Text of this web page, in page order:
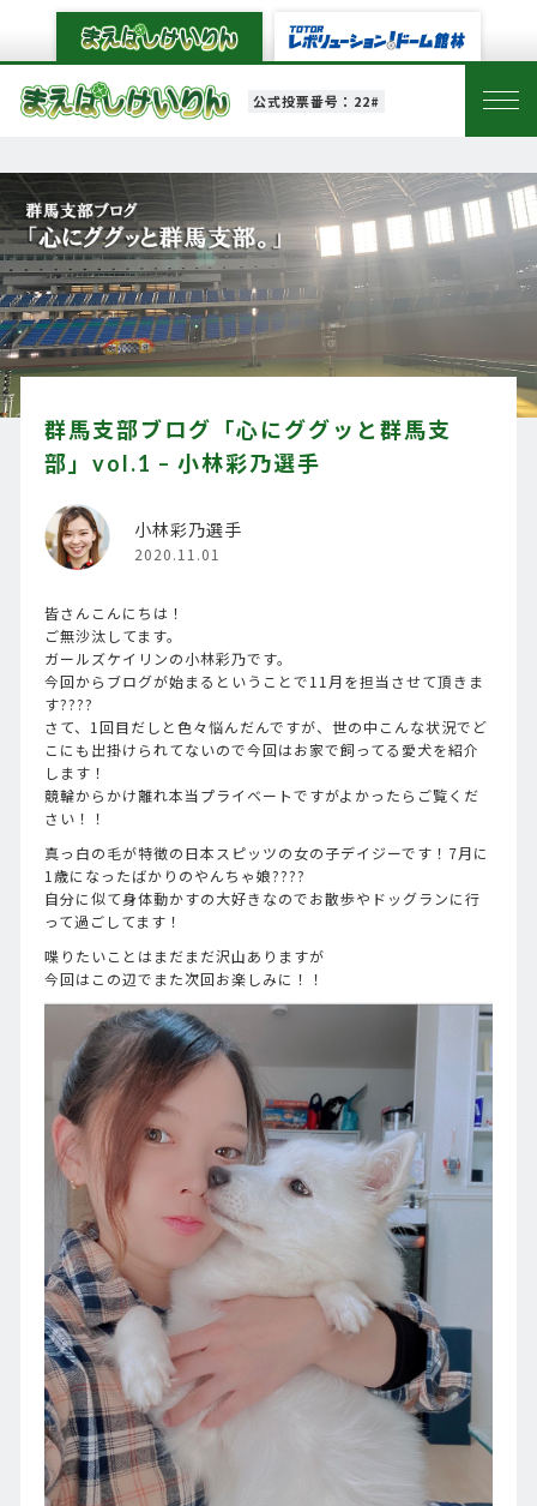
公式投票番号：22#
群馬支部ブログ「心にググッと群馬支
部」vol.1 – 小林彩乃選手
小林彩乃選手
2020.11.01
皆さんこんにちは！
ご無沙汰してます。
ガールズケイリンの小林彩乃です。
今回からブログが始まるということで11月を担当させて頂きま
す????
さて、1回目だしと色々悩んだんですが、世の中こんな状況でど
こにも出掛けられてないので今回はお家で飼ってる愛犬を紹介
します！
競輪からかけ離れ本当プライベートですがよかったらご覧くだ
さい！！
真っ白の毛が特徴の日本スピッツの女の子デイジーです！7月に
1歳になったばかりのやんちゃ娘????
自分に似て身体動かすの大好きなのでお散歩やドッグランに行
って過ごしてます！
喋りたいことはまだまだ沢山ありますが
今回はこの辺でまた次回お楽しみに！！